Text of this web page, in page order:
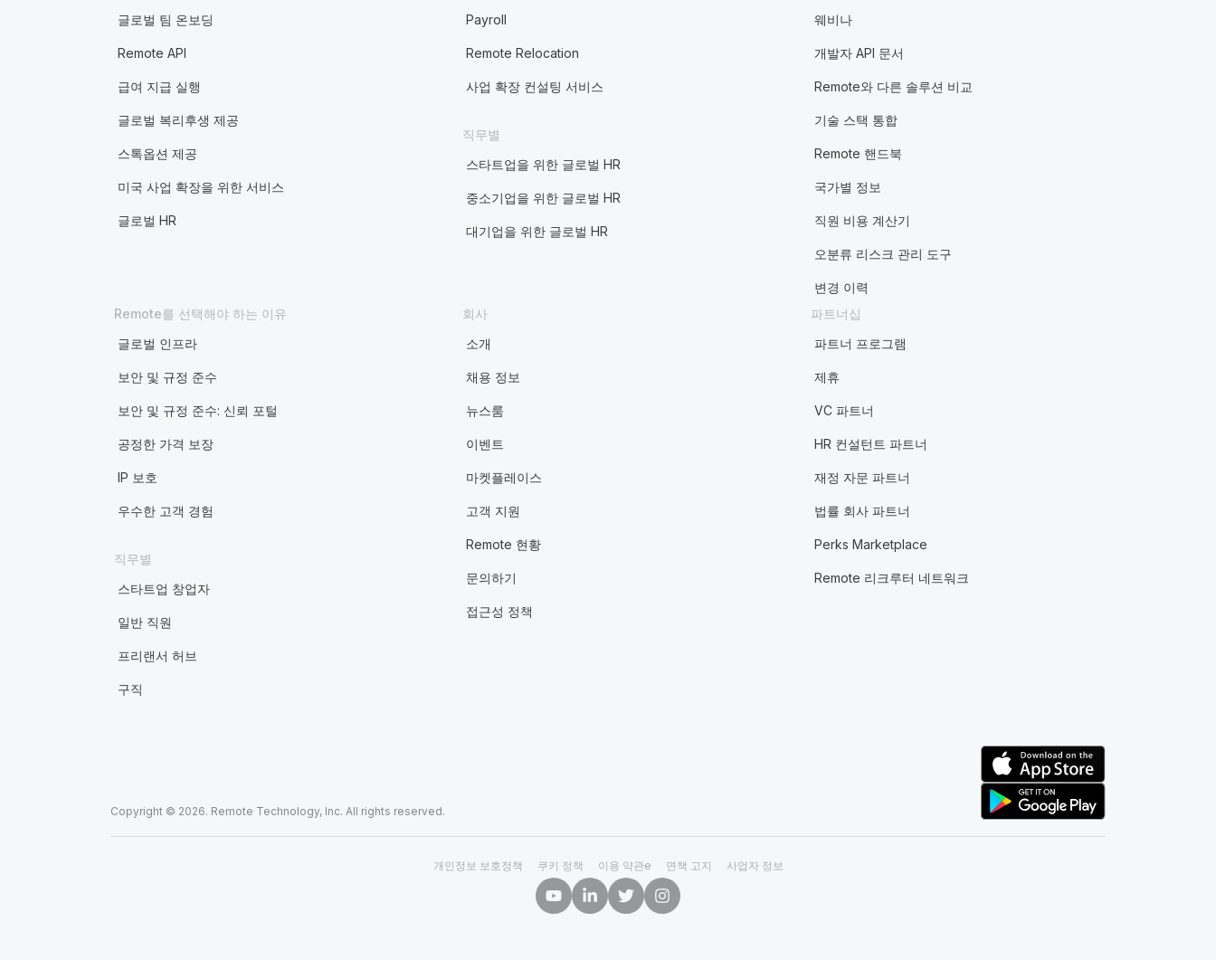
글로벌 팀 온보딩
Remote API
급여 지급 실행
글로벌 복리후생 제공
스톡옵션 제공
미국 사업 확장을 위한 서비스
글로벌 HR
Payroll
Remote Relocation
사업 확장 컨설팅 서비스
직무별
스타트업을 위한 글로벌 HR
중소기업을 위한 글로벌 HR
대기업을 위한 글로벌 HR
웨비나
개발자 API 문서
Remote와 다른 솔루션 비교
기술 스택 통합
Remote 핸드북
국가별 정보
직원 비용 계산기
오분류 리스크 관리 도구
변경 이력
Remote를 선택해야 하는 이유
글로벌 인프라
보안 및 규정 준수
보안 및 규정 준수: 신뢰 포털
공정한 가격 보장
IP 보호
우수한 고객 경험
직무별
스타트업 창업자
일반 직원
프리랜서 허브
구직
회사
소개
채용 정보
뉴스룸
이벤트
마켓플레이스
고객 지원
Remote 현황
문의하기
접근성 정책
파트너십
파트너 프로그램
제휴
VC 파트너
HR 컨설턴트 파트너
재정 자문 파트너
법률 회사 파트너
Perks Marketplace
Remote 리크루터 네트워크
Copyright © 2026. Remote Technology, Inc. All rights reserved.
개인정보 보호정책 쿠키 정책 이용 약관e 면책 고지 사업자 정보